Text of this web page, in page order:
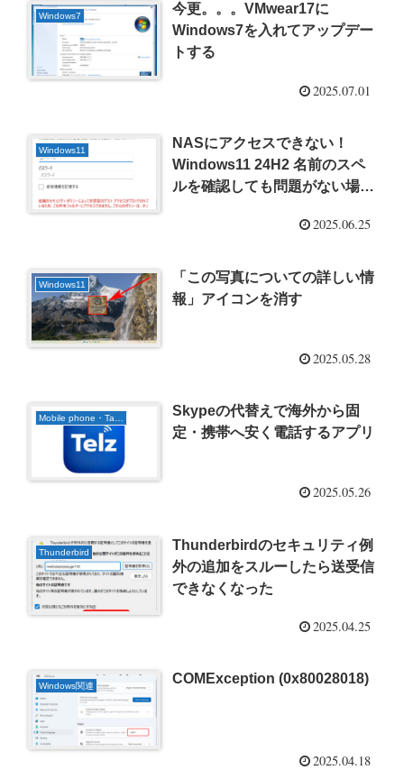
Windows7
今更。。。VMwear17に
Windows7を入れてアップデー
トする
2025.07.01
Windows11
NASにアクセスできない！
Windows11 24H2 名前のスペ
ルを確認しても問題がない場合
可能性があります。
2025.06.25
Windows11
「この写真についての詳しい情
報」アイコンを消す
2025.05.28
Mobile phone・Tablet
Skypeの代替えで海外から固
定・携帯へ安く電話するアプリ
2025.05.26
Thunderbird
Thunderbirdのセキュリティ例
外の追加をスルーしたら送受信
できなくなった
2025.04.25
Windows関連 COMException (0x80028018)
2025.04.18